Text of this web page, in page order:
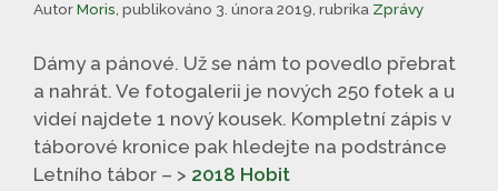
AutorMoris publikováno 3. února 2019 rubrika Zprávy
Dámy a pánové. Už se nám to povedlo přebrat
a nahrát. Ve fotogalerii je nových 250 fotek a u
videí najdete 1 nový kousek. Kompletní zápis v
táborové kronice pak hledejte na podstránce
Letního tábor – > 2018 Hobit